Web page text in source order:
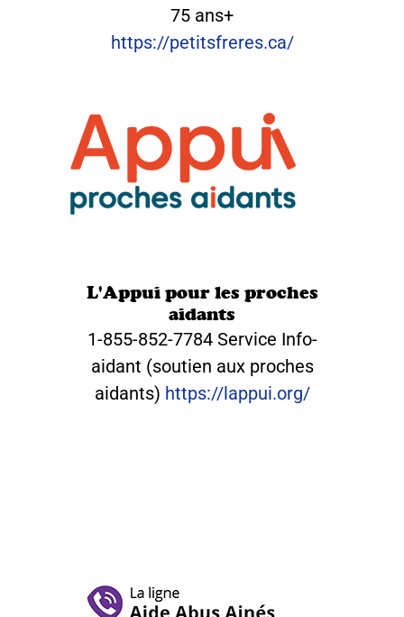
75 ans+
https://petitsfreres.ca/
L'Appui pour les proches
aidants
1-855-852-7784 Service Info-
aidant (soutien aux proches
aidants) https://lappui.org/